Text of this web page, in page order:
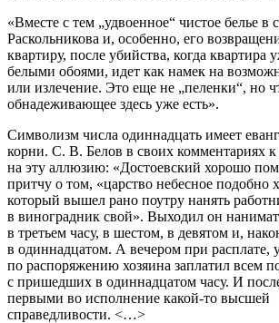
«Вместе с тем „удвоенное“ чистое белье в
Раскольникова и, особенно, его
квартиру, после убийства, когда квартира
белыми обоями, идет как намек на
или излечение. Это еще не „пеленки“, но
обнадеживающее здесь уже есть».
Символизм числа одиннадцать имеет
корни. С. В. Белов в своих комментариях к
на эту аллюзию: «Достоевский хорошо
притчу о том, «царство небесное подобно
который вышел рано поутру нанять
в виноградник свой». Выходил он
в третьем часу, в шестом, в девятом и,
в одиннадцатом. А вечером при расплате,
по распоряжению хозяина заплатил всем
с пришедших в одиннадцатом часу. И
первыми во исполнение какой-то высшей
справедливости. <…>